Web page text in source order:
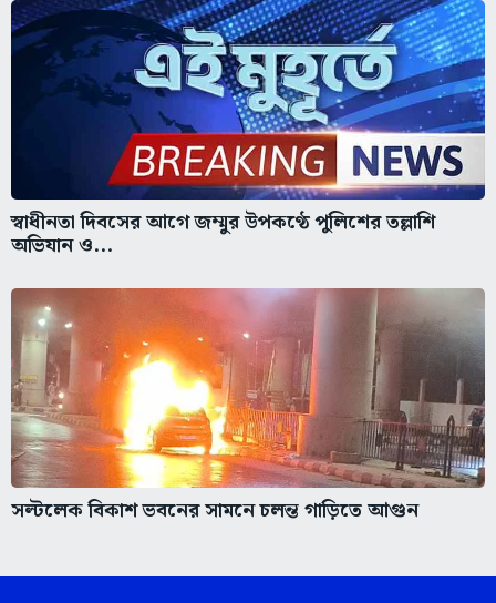
স্বাধীনতা দিবসের আগে জম্মুর উপকণ্ঠে পুলিশের তল্লাশি
অভিযান ও...
সল্টলেক বিকাশ ভবনের সামনে চলন্ত গাড়িতে আগুন